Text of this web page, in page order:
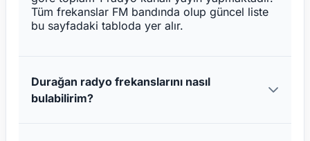
Tüm frekanslar FM bandında olup güncel liste
bu sayfadaki tabloda yer alır.
Durağan radyo frekanslarını nasıl
bulabilirim?